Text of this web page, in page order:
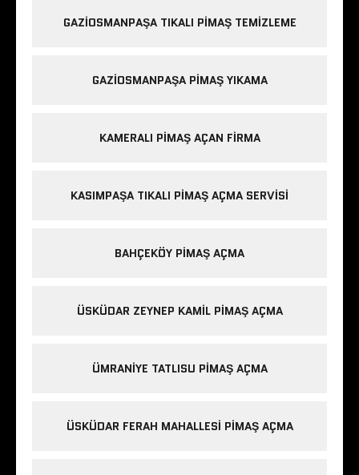
GAZIOSMANPAŞA TIKALI PIMAŞ TEMIZLEME
GAZIOSMANPAŞA PIMAŞ YIKAMA
KAMERALI PIMAŞ AÇAN FIRMA
KASIMPAŞA TIKALI PIMAŞ AÇMA SERVISI
BAHÇEKÖY PIMAŞ AÇMA
ÜSKÜDAR ZEYNEP KAMIL PIMAŞ AÇMA
ÜMRANIYE TATLISU PIMAŞ AÇMA
ÜSKÜDAR FERAH MAHALLESI PIMAŞ AÇMA